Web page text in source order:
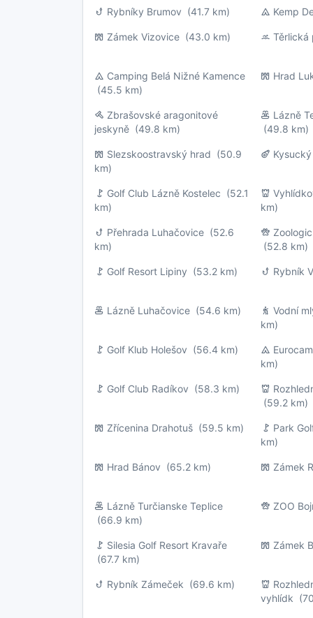
Rybníky Brumov (41.7 km) Kemp
Zámek Vizovice (43.0 km) Těrlická
Camping Belá Nižné Kamence
(45.5 km)
Hrad
Zbrašovské aragonitové
jeskyně (49.8 km)
Lázně
(49.8 km)
Slezskoostravský hrad (50.9
km)
Golf Club Lázně Kostelec (52.1
km)
km)
Přehrada Luhačovice (52.6
km)
(52.8 km)
Golf Resort Lipiny (53.2 km) Rybník
Lázně Luhačovice (54.6 km)
Vodní
km)
Golf Klub Holešov (56.4 km)
km)
Golf Club Radíkov (58.3 km)
(59.2 km)
Zřícenina Drahotuš (59.5 km)
Park
km)
Hrad Bánov (65.2 km) Zámek
Lázně Turčianske Teplice
(66.9 km)
ZOO
Silesia Golf Resort Kravaře
(67.7 km)
Zámek
Rybník Zámeček (69.6 km)
vyhlídk